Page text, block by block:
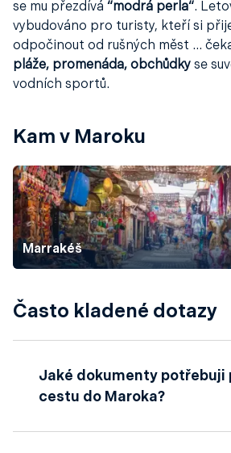
se mu přezdívá “modrá perla“.
vybudováno pro turisty, kteří si
odpočinout od rušných měst …
pláže, promenáda, obchůdky se
vodních sportů.
Kam v Maroku
Marrakéš
Často kladené dotazy
Jaké dokumenty potřebuji
cestu do Maroka?